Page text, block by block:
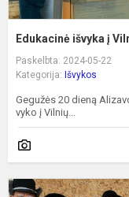
Edukacinė išvyka į
Paskelbta: 2024-05-22
Kategorija: Išvykos
Gegužės 20 dieną
vyko į Vilnių...